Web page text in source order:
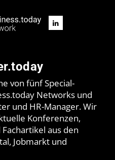
von fünf Special-
Networks und
und HR-Manager. Wir
Konferenzen,
aus den
Jobmarkt und